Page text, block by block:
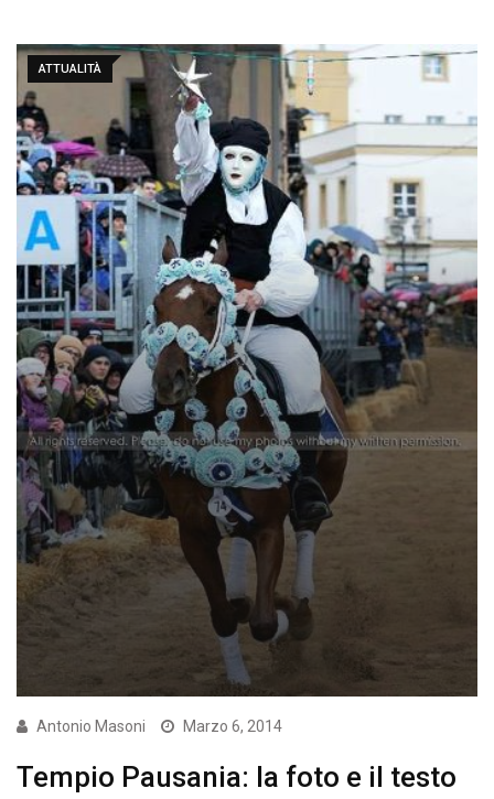
ATTUALITÀ
Antonio Masoni Marzo 6, 2014
Tempio Pausania: la foto e il testo